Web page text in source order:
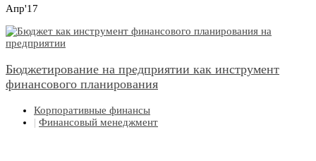
Апр'17
Бюджетирование на предприятии как инструмент
финансового планирования
Корпоративные финансы
| Финансовый менеджмент